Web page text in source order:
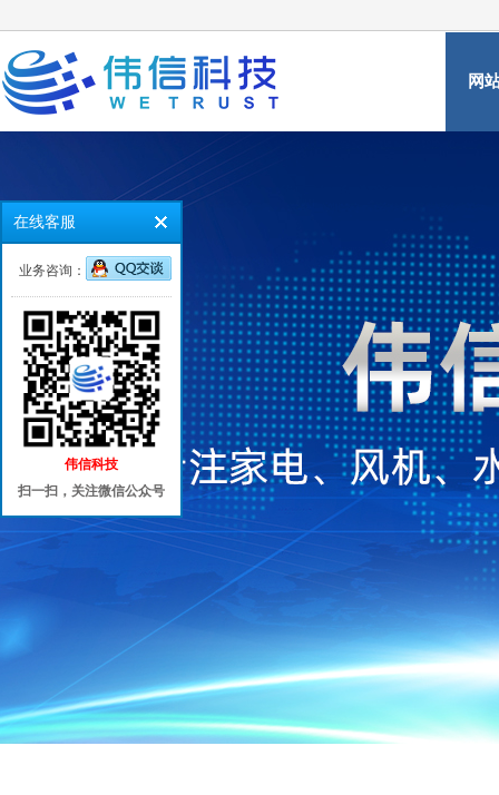
网
在线客服
业务咨询：
伟信科技
扫一扫，关注微信公众号